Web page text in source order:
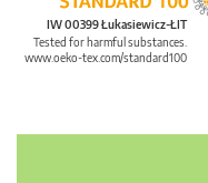
IW 00399 Łukasiewicz-ŁIT
Tested for harmful substances.
www.oeko-tex.com/standard100